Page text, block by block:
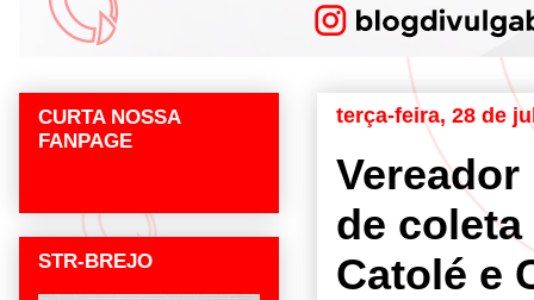
terça-feira, 28 de
de
Catolé e
CURTA NOSSA
FANPAGE
STR-BREJO